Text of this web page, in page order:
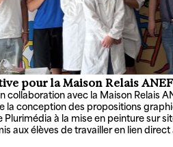
pour la Maison Relais
collaboration avec la Maison Relais
la conception des propositions
à la mise en peinture sur
aux élèves de travailler en lien